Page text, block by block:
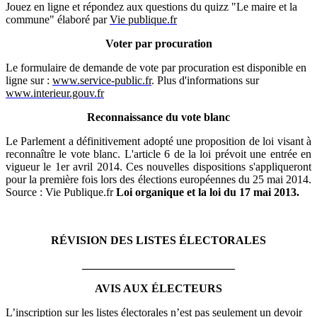
Jouez en ligne et répondez aux questions du quizz "Le maire et la
commune" élaboré parVie publique.fr
Voter par procuration
Le formulaire de demande de vote par procuration est disponible en
ligne sur : www.service-public.fr. Plus d'informations sur
www.interieur.gouv.fr
Reconnaissance du vote blanc
Le Parlement a définitivement adopté une proposition de loi visant à
reconnaître le vote blanc. L'article 6 de la loi prévoit une entrée en
vigueur le 1er avril 2014. Ces nouvelles dispositions s'appliqueront
pour la première fois lors des élections européennes du 25 mai 2014.
Source : Vie Publique.frLoi organique et la loi du 17 mai 2013.
RÉVISION DES LISTES ÉLECTORALES
AVIS AUX ÉLECTEURS
L’inscription sur les listes électorales n’est pas seulement un devoir